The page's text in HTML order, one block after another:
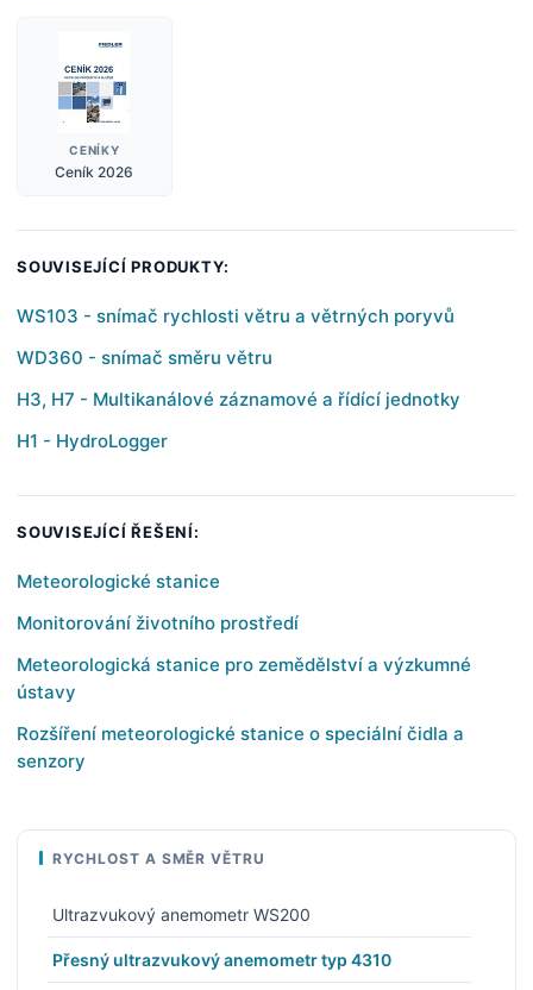
CENÍKY
Ceník 2026
SOUVISEJÍCÍ PRODUKTY:
WS103 - snímač rychlosti větru a větrných poryvů
WD360 - snímač směru větru
H3, H7 - Multikanálové záznamové a řídící jednotky
H1 - HydroLogger
SOUVISEJÍCÍ ŘEŠENÍ:
Meteorologické stanice
Monitorování životního prostředí
Meteorologická stanice pro zemědělství a výzkumné
ústavy
Rozšíření meteorologické stanice o speciální čidla a
senzory
RYCHLOST A SMĚR VĚTRU
Ultrazvukový anemometr WS200
Přesný ultrazvukový anemometr typ 4310